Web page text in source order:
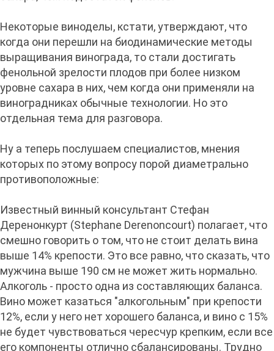
Некоторые виноделы, кстати, утверждают, что
когда они перешли на биодинамические методы
выращивания винограда, то стали достигать
фенольной зрелости плодов при более низком
уровне сахара в них, чем когда они применяли на
виноградниках обычные технологии. Но это
отдельная тема для разговора.
Ну а теперь послушаем специалистов, мнения
которых по этому вопросу порой диаметрально
противоположные:
Известный винный консультант Стефан
Деренонкурт (Stephane Derenoncourt) полагает, что
смешно говорить о том, что не стоит делать вина
выше 14% крепости. Это все равно, что сказать, что
мужчина выше 190 см не может жить нормально.
Алкоголь - просто одна из составляющих баланса.
Вино может казаться "алкогольным" при крепости
12%, если у него нет хорошего баланса, и вино с 15%
не будет чувствоваться чересчур крепким, если все
его компоненты отлично сбалансированы. Трудно